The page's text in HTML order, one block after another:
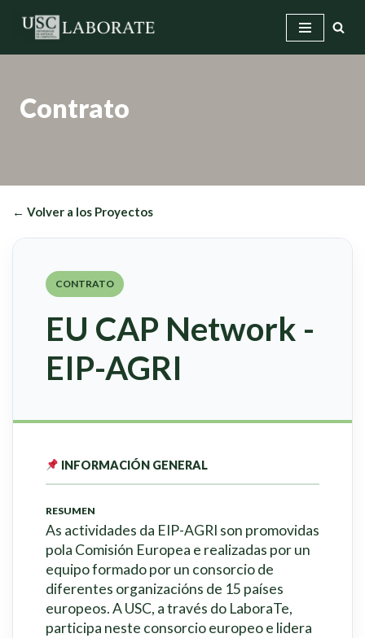
Saltar
Contrato
← Volver a los Proyectos
CONTRATO
EU CAP Network -
EIP-AGRI
INFORMACIÓN GENERAL
RESUMEN
As actividades da EIP-AGRI son promovidas
pola Comisión Europea e realizadas por un
equipo formado por un consorcio de
diferentes organizacións de 15 países
europeos. A USC, a través do LaboraTe,
participa neste consorcio europeo e lidera